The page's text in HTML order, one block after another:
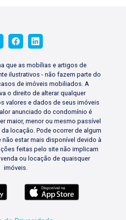
que as mobílias e artigos de
ilustrativos - não fazem parte do
de imóveis mobiliados. A
o direito de alterar qualquer
valores e dados de seus imóveis
anunciado do condomínio é
maior, menor ou mesmo passível
locação. Pode ocorrer de algum
estar mais disponível devido à
feitas pelo site não implicam
ou locação de quaisquer
imóveis.